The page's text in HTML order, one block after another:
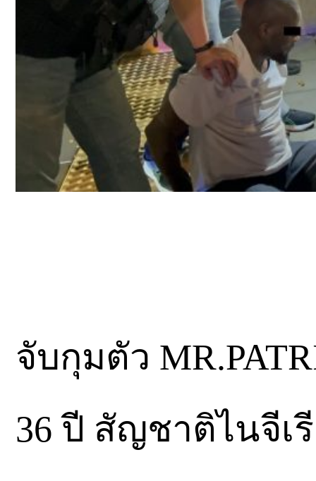
จับกุมตัว
36 ปี สัญชาติไนจีเ